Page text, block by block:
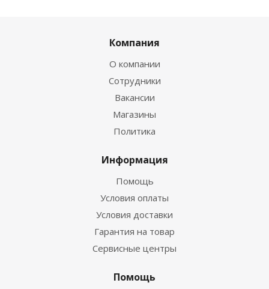
Компания
О компании
Сотрудники
Вакансии
Магазины
Политика
Информация
Помощь
Условия оплаты
Условия доставки
Гарантия на товар
Сервисные центры
Помощь